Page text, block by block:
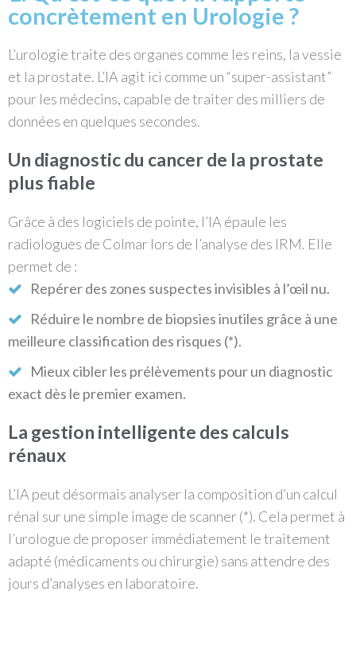
concrètement en Urologie ?
L’urologie traite des organes comme les reins, la vessie
et la prostate. L’IA agit ici comme un “super-assistant”
pour les médecins, capable de traiter des milliers de
données en quelques secondes.
Un diagnostic du cancer de la prostate
plus fiable
Grâce à des logiciels de pointe, l’IA épaule les
radiologues de Colmar lors de l’analyse des IRM. Elle
permet de :
Repérer des zones suspectes invisibles à l’œil nu.
Réduire le nombre de biopsies inutiles grâce à une
meilleure classification des risques (*).
Mieux cibler les prélèvements pour un diagnostic
exact dès le premier examen.
La gestion intelligente des calculs
rénaux
L’IA peut désormais analyser la composition d’un calcul
rénal sur une simple image de scanner (*). Cela permet à
l’urologue de proposer immédiatement le traitement
adapté (médicaments ou chirurgie) sans attendre des
jours d’analyses en laboratoire.